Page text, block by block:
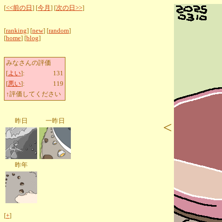
[<<前の日 ] [今月 ] [次の日>>]
[ranking] [new] [random]
[home] [blog]
みなさんの評価
[よい]:
131
[悪い]:
119
↑評価してください
昨日 一昨日
昨年
[+]
<